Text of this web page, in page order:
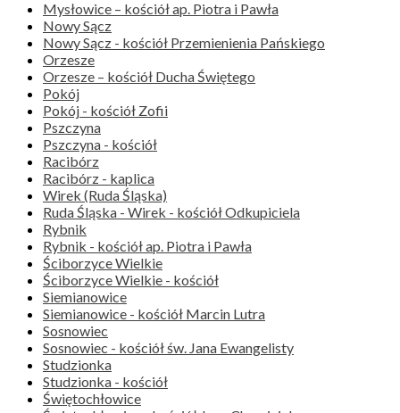
Mysłowice – kościół ap. Piotra i Pawła
Nowy Sącz
Nowy Sącz - kościół Przemienienia Pańskiego
Orzesze
Orzesze – kościół Ducha Świętego
Pokój
Pokój - kościół Zofii
Pszczyna
Pszczyna - kościół
Racibórz
Racibórz - kaplica
Wirek (Ruda Śląska)
Ruda Śląska - Wirek - kościół Odkupiciela
Rybnik
Rybnik - kościół ap. Piotra i Pawła
Ściborzyce Wielkie
Ściborzyce Wielkie - kościół
Siemianowice
Siemianowice - kościół Marcin Lutra
Sosnowiec
Sosnowiec - kościół św. Jana Ewangelisty
Studzionka
Studzionka - kościół
Świętochłowice